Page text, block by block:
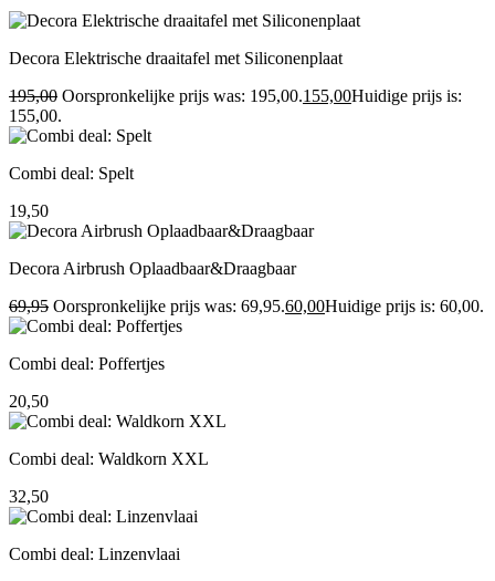
Decora Elektrische draaitafel met Siliconenplaat
195,00 Oorspronkelijke prijs was: 195,00.155,00Huidige prijs is:
155,00.
Combi deal: Spelt
19,50
Decora Airbrush Oplaadbaar&Draagbaar
69,95 Oorspronkelijke prijs was: 69,95.60,00Huidige prijs is: 60,00.
Combi deal: Poffertjes
20,50
Combi deal: Waldkorn XXL
32,50
Combi deal: Linzenvlaai